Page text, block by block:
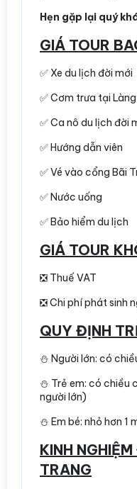
Hẹn gặp lại quý
GIÁ TOUR
✅ Xe du lịch đời mới
✅ Cơm trưa tại
✅ Ca nô du lịch đời
✅ Hướng dẫn viên
✅ Vé vào cổng Bãi
✅ Nước uống
✅ Bảo hiểm du lịch
GIÁ TOUR
❎ Thuế VAT
❎ Chi phí phát sinh
QUY ĐỊNH
⛄️ Người lớn: có
⛄️ Trẻ em: có chiều
người lớn)
⛄️ Em bé: nhỏ hơn 1
KINH
TRANG